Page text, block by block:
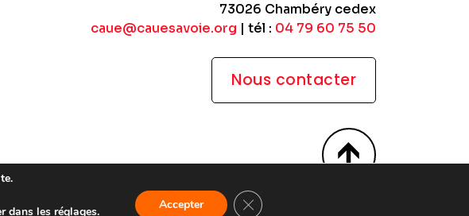
dans les réglages. Accepter Fermer la bannière des cookies GDPR
73026 Chambéry cedex
caue@cauesavoie.org | tél : 04 79 60 75 50
Nous contacter